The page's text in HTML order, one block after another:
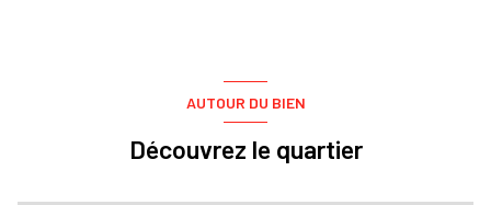
AUTOUR DU BIEN
Découvrez le quartier